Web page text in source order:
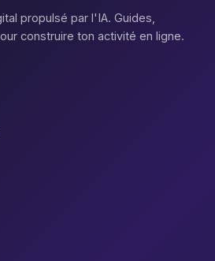
propulsé par l'IA. Guides,
construire ton activité en ligne.